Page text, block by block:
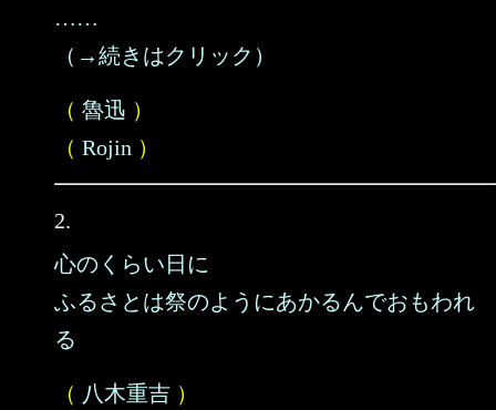
……
（→続きはクリック）
（ 魯迅 ）
（ Rojin ）
2.
心のくらい日に
ふるさとは祭のようにあかるんでおもわれ
る
（ 八木重吉 ）